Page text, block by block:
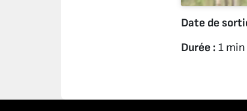
Date de
Durée : 1 min